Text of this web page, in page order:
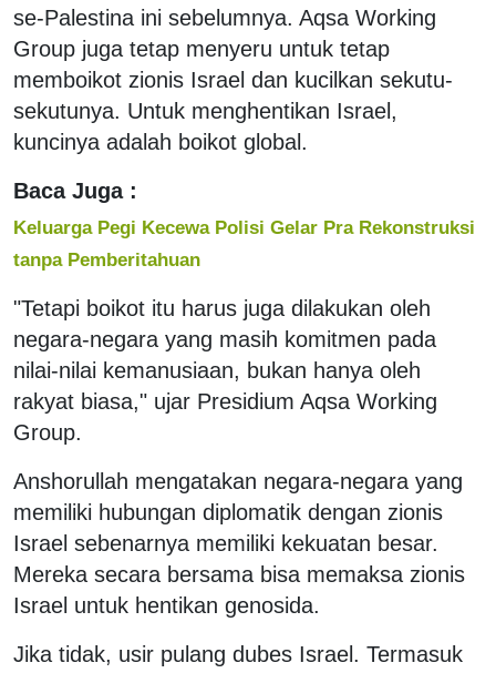
se-Palestina ini sebelumnya. Aqsa Working
Group juga tetap menyeru untuk tetap
memboikot zionis Israel dan kucilkan sekutu-
sekutunya. Untuk menghentikan Israel,
kuncinya adalah boikot global.
Baca Juga :
Keluarga Pegi Kecewa Polisi Gelar Pra Rekonstruksi
tanpa Pemberitahuan
"Tetapi boikot itu harus juga dilakukan oleh
negara-negara yang masih komitmen pada
nilai-nilai kemanusiaan, bukan hanya oleh
rakyat biasa," ujar Presidium Aqsa Working
Group.
Anshorullah mengatakan negara-negara yang
memiliki hubungan diplomatik dengan zionis
Israel sebenarnya memiliki kekuatan besar.
Mereka secara bersama bisa memaksa zionis
Israel untuk hentikan genosida.
Jika tidak, usir pulang dubes Israel. Termasuk